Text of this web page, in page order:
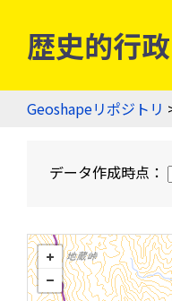
歴史的行
Geoshapeリポジトリ
データ作成時点：